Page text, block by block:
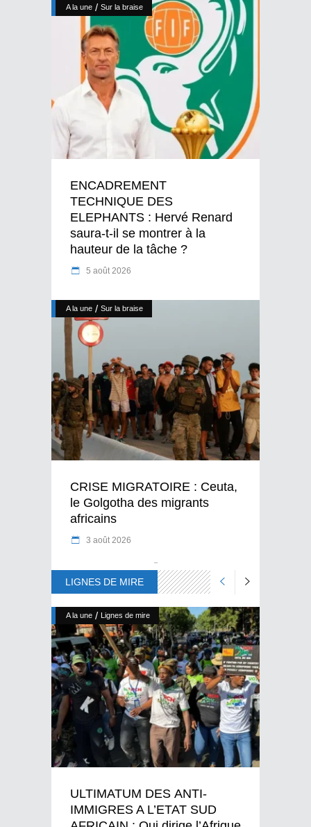
A la une / Sur la braise
ENCADREMENT
TECHNIQUE DES
ELEPHANTS : Hervé Renard
saura-t-il se montrer à la
hauteur de la tâche ?
5 août 2026
A la une / Sur la braise
CRISE MIGRATOIRE : Ceuta,
le Golgotha des migrants
africains
3 août 2026
LIGNES DE MIRE
A la une / Lignes de mire
ULTIMATUM DES ANTI-
IMMIGRES A L’ETAT SUD